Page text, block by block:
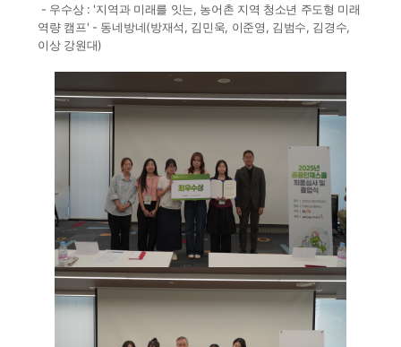
- 우수상 : '지역과 미래를 잇는, 농어촌 지역 청소년 주도형 미래
역량 캠프' - 동네방네(방재석, 김민욱, 이준영, 김범수, 김경수,
이상 강원대)